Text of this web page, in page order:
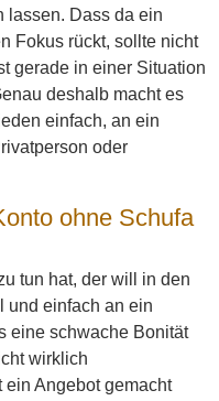
lassen. Dass da ein
Fokus rückt, sollte nicht
gerade in einer Situation
deshalb macht es
einfach, an ein
oder
ohne Schufa
tun hat, der will in den
und einfach an ein
eine schwache Bonität
wirklich
Angebot gemacht